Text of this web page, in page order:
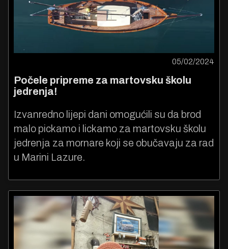
05/02/2024
Počele pripreme za martovsku školu
jedrenja!
Izvanredno lijepi dani omogućili su da brod
malo pickamo i lickamo za martovsku školu
jedrenja za mornare koji se obučavaju za rad
u Marini Lazure.